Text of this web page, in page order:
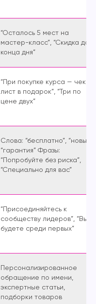
“Осталось 5 мест на
мастер-класс”, “Скидка до
конца дня”
“При покупке курса — чек-
лист в подарок”, “Три по
цене двух”
Слова: “бесплатно”, “новый”,
“гарантия” Фразы:
“Попробуйте без риска”,
“Специально для вас”
“Присоединяйтесь к
сообществу лидеров”, “Вы
будете среди первых”
Персонализированное
обращение по имени,
экспертные статьи,
подборки товаров